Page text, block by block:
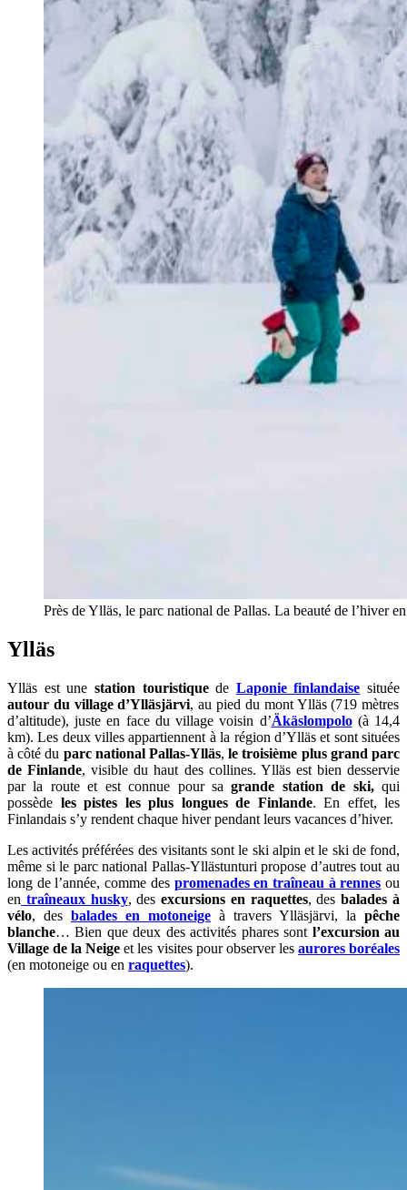
Près de Ylläs, le parc national de Pallas. La beauté de l’hiver
Ylläs
Ylläs est une station touristiquede Laponie finlandaise située
autour du village d’Ylläsjärvi, au pied du mont Ylläs (719 mètres
d’altitude), juste en face du village voisin d’Äkäslompolo(à 14,4
km). Les deux villes appartiennent à la région d’Ylläs et sont situées
à côté du parc national Pallas-Ylläs,le troisième plus grand parc
de Finlande, visible du haut des collines. Ylläs est bien desservie
par la route et est connue pour sagrande station de ski,qui
possède les pistes les plus longues de Finlande. En effet, les
Finlandais s’y rendent chaque hiver pendant leurs vacances d’hiver.
Les activités préférées des visitants sont le ski alpin et le ski de fond,
même si le parc national Pallas-Yllästunturi propose d’autres tout au
long de l’année, comme des promenades en traîneau à rennes ou
en traîneaux husky, desexcursions en raquettes, desbalades à
vélo, des balades en motoneige à travers Ylläsjärvi, la pêche
blanche… Bien que deux des activités phares sont l’excursion au
Village de la Neige et les visites pour observer les aurores boréales
(en motoneige ou en raquettes).